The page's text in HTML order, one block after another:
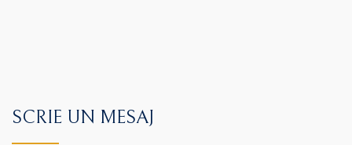
SCRIE UN MESAJ